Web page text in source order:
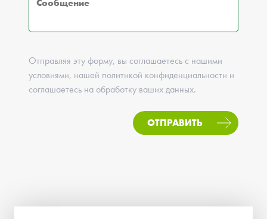
Отправляя эту форму, вы соглашаетесь с нашими
условиями, нашей политикой конфиденциальности и
соглашаетесь на обработку ваших данных.
ОТПРАВИТЬ